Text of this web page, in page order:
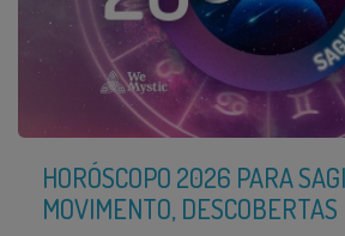
HORÓSCOPO 2026 PARA
MOVIMENTO,